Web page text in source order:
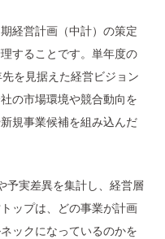
経営計画（中計）の策定
することです。単年度の
を見据えた経営ビジョン
の市場環境や競合動向を
規事業候補を組み込んだ
予実差異を集計し、経営層
ップは、どの事業が計画
ックになっているのかを